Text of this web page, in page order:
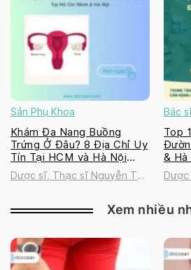
Sản Phụ Khoa
Khám Đa Nang Buồng
Trứng Ở Đâu? 8 Địa Chỉ Uy
Tín Tại HCM và Hà Nội
2026
Dược sĩ, Thạc sĩ Nguyễn Thị
Bác
Top
& Hà
Xem nhiều